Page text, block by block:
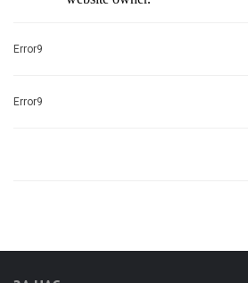
Error9
Error9